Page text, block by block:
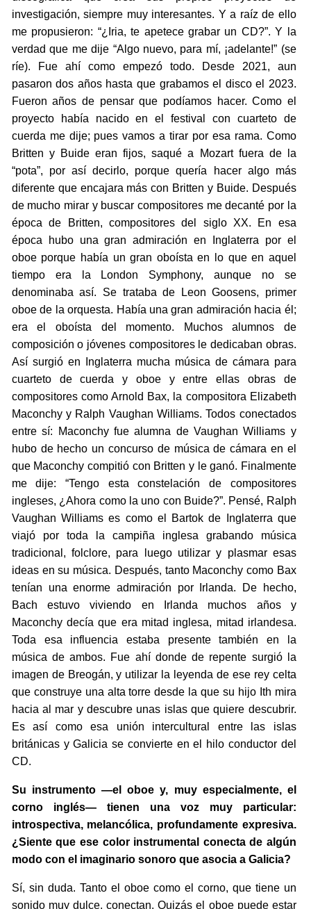
investigación, siempre muy interesantes. Y a raíz de ello
me propusieron: “¿Iria, te apetece grabar un CD?”. Y la
verdad que me dije “Algo nuevo, para mí, ¡adelante!” (se
ríe). Fue ahí como empezó todo. Desde 2021, aun
pasaron dos años hasta que grabamos el disco el 2023.
Fueron años de pensar que podíamos hacer. Como el
proyecto había nacido en el festival con cuarteto de
cuerda me dije; pues vamos a tirar por esa rama. Como
Britten y Buide eran fijos, saqué a Mozart fuera de la
“pota”, por así decirlo, porque quería hacer algo más
diferente que encajara más con Britten y Buide. Después
de mucho mirar y buscar compositores me decanté por la
época de Britten, compositores del siglo XX. En esa
época hubo una gran admiración en Inglaterra por el
oboe porque había un gran oboísta en lo que en aquel
tiempo era la London Symphony, aunque no se
denominaba así. Se trataba de Leon Goosens, primer
oboe de la orquesta. Había una gran admiración hacia él;
era el oboísta del momento. Muchos alumnos de
composición o jóvenes compositores le dedicaban obras.
Así surgió en Inglaterra mucha música de cámara para
cuarteto de cuerda y oboe y entre ellas obras de
compositores como Arnold Bax, la compositora Elizabeth
Maconchy y Ralph Vaughan Williams. Todos conectados
entre sí: Maconchy fue alumna de Vaughan Williams y
hubo de hecho un concurso de música de cámara en el
que Maconchy compitió con Britten y le ganó. Finalmente
me dije: “Tengo esta constelación de compositores
ingleses, ¿Ahora como la uno con Buide?”. Pensé, Ralph
Vaughan Williams es como el Bartok de Inglaterra que
viajó por toda la campiña inglesa grabando música
tradicional, folclore, para luego utilizar y plasmar esas
ideas en su música. Después, tanto Maconchy como Bax
tenían una enorme admiración por Irlanda. De hecho,
Bach estuvo viviendo en Irlanda muchos años y
Maconchy decía que era mitad inglesa, mitad irlandesa.
Toda esa influencia estaba presente también en la
música de ambos. Fue ahí donde de repente surgió la
imagen de Breogán, y utilizar la leyenda de ese rey celta
que construye una alta torre desde la que su hijo Ith mira
hacia al mar y descubre unas islas que quiere descubrir.
Es así como esa unión intercultural entre las islas
británicas y Galicia se convierte en el hilo conductor del
CD.
Su instrumento —el oboe y, muy especialmente, el
corno inglés— tienen una voz muy particular:
introspectiva, melancólica, profundamente expresiva.
¿Siente que ese color instrumental conecta de algún
modo con el imaginario sonoro que asocia a Galicia?
Sí, sin duda. Tanto el oboe como el corno, que tiene un
sonido muy dulce, conectan. Quizás el oboe puede estar